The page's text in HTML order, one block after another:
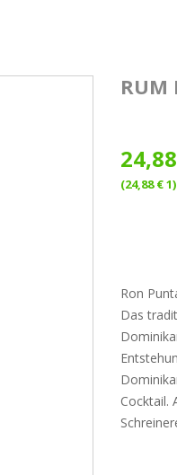
RUM
(24,88 € 1)
Ron
Das
Cocktail.